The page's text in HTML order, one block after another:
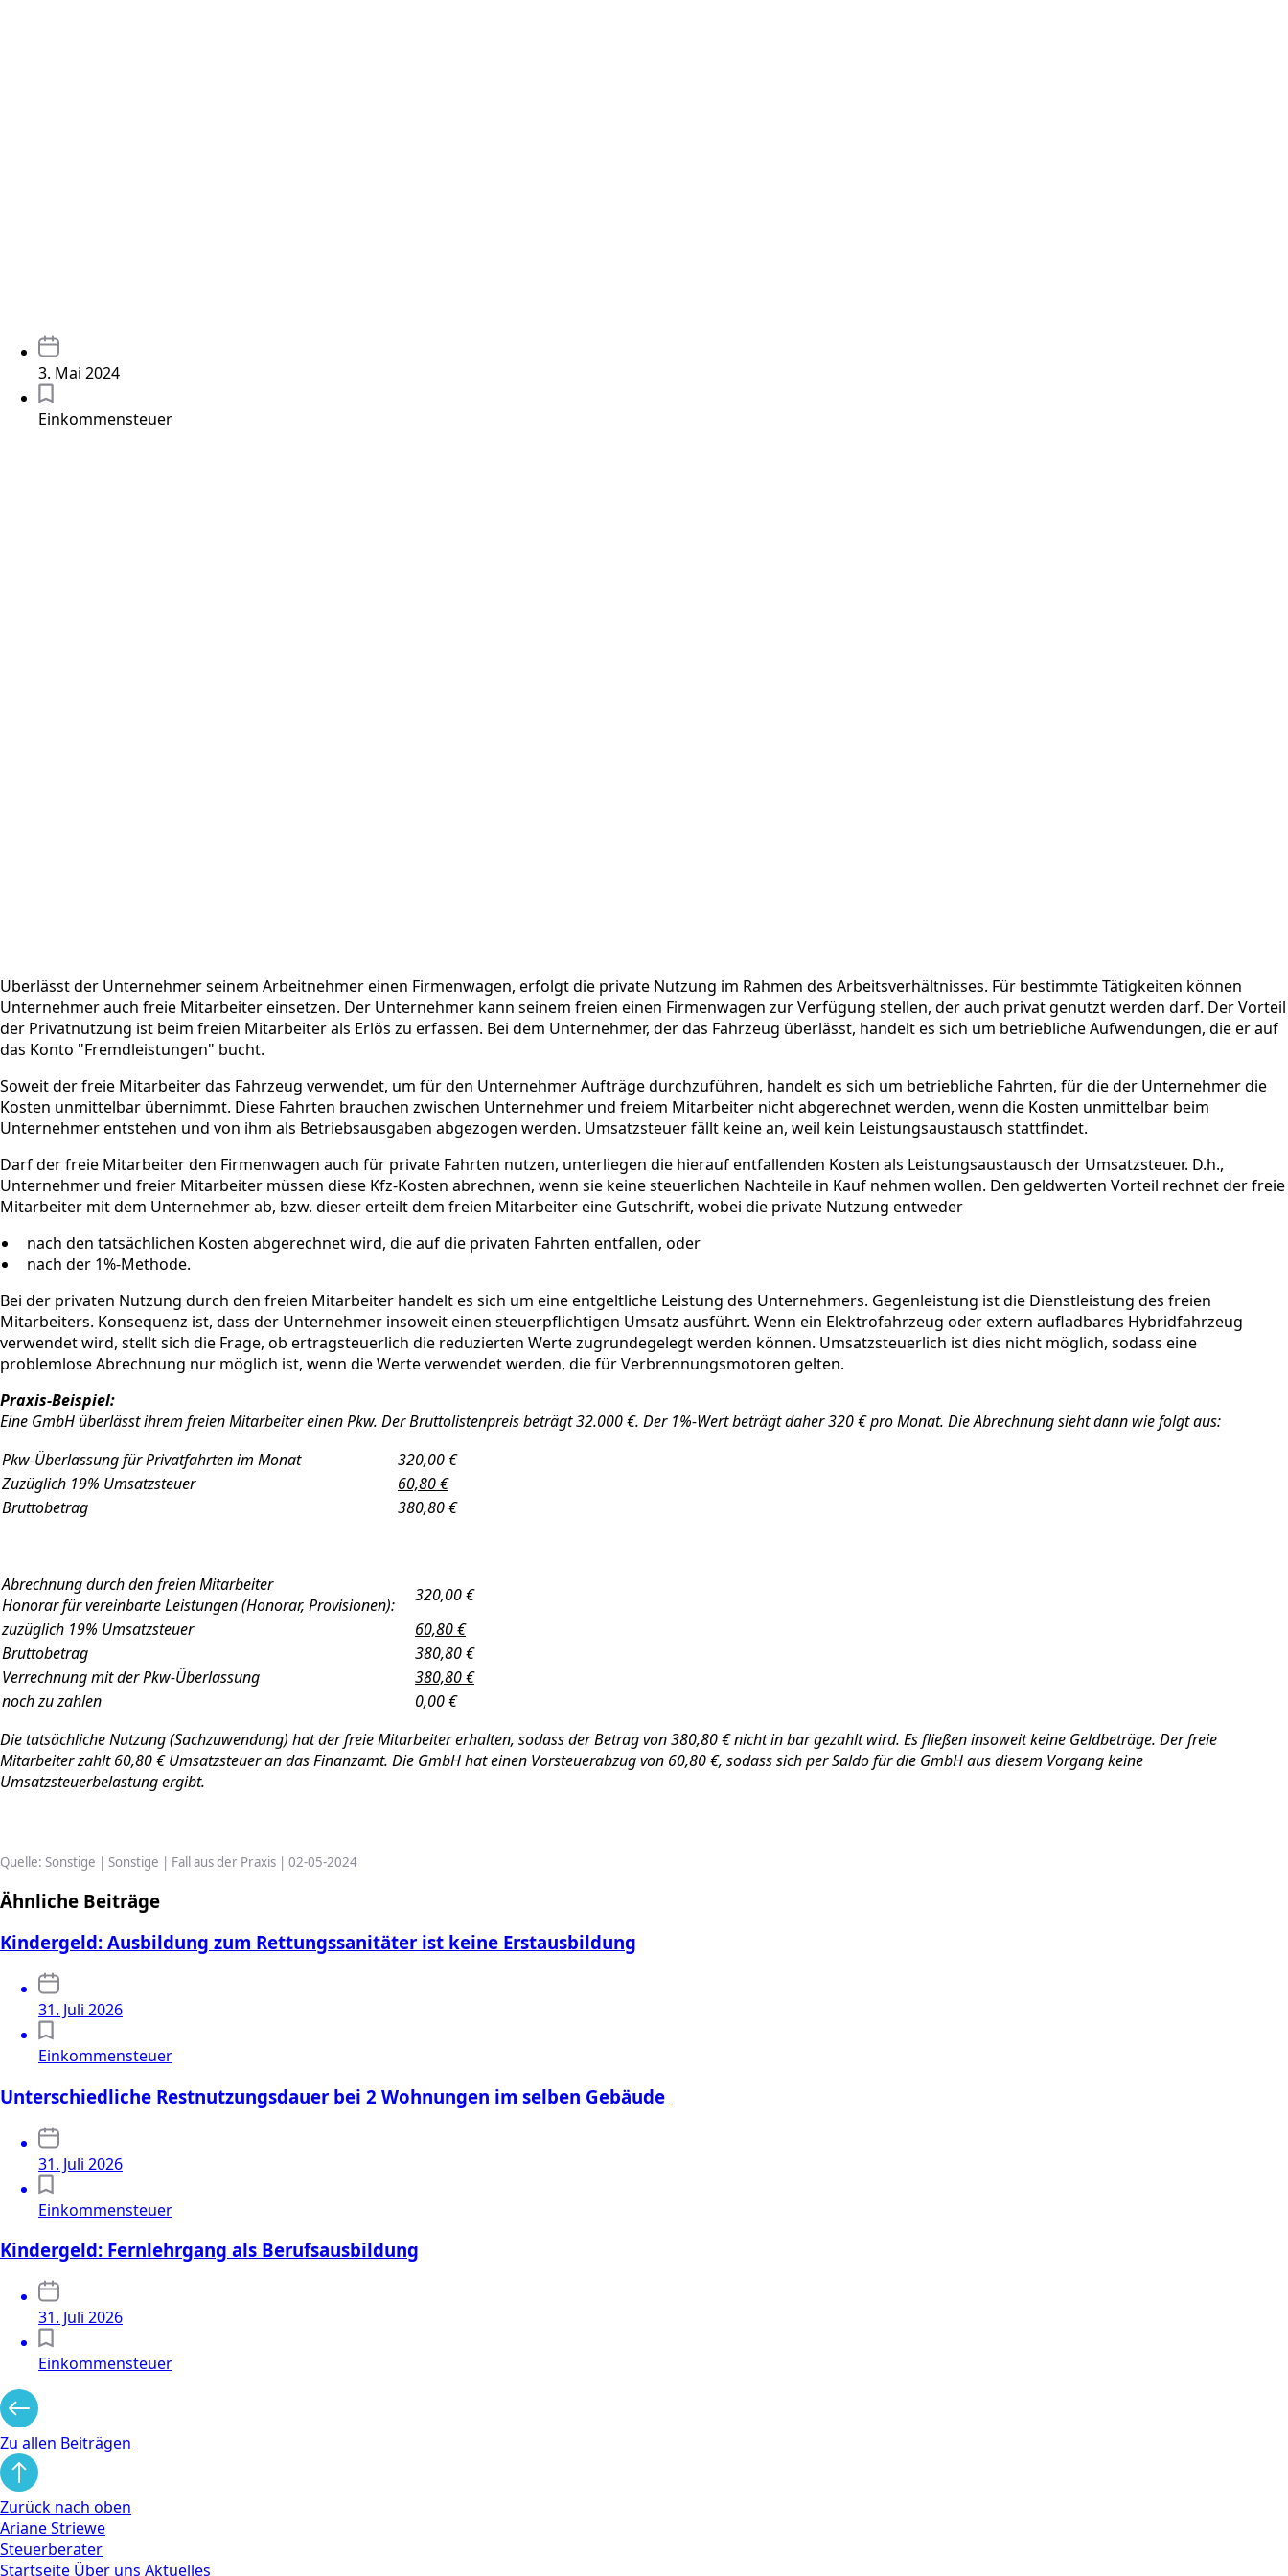
3. Mai 2024
Einkommensteuer
Überlässt der Unternehmer seinem Arbeitnehmer einen Firmenwagen, erfolgt die private Nutzung im Rahmen des Arbeitsverhältnisses. Für bestimmte Tätigkeiten können
Unternehmer auch freie Mitarbeiter einsetzen. Der Unternehmer kann seinem freien einen Firmenwagen zur Verfügung stellen, der auch privat genutzt werden darf. Der Vorteil
der Privatnutzung ist beim freien Mitarbeiter als Erlös zu erfassen. Bei dem Unternehmer, der das Fahrzeug überlässt, handelt es sich um betriebliche Aufwendungen, die er auf
das Konto "Fremdleistungen" bucht.
Soweit der freie Mitarbeiter das Fahrzeug verwendet, um für den Unternehmer Aufträge durchzuführen, handelt es sich um betriebliche Fahrten, für die der Unternehmer die
Kosten unmittelbar übernimmt. Diese Fahrten brauchen zwischen Unternehmer und freiem Mitarbeiter nicht abgerechnet werden, wenn die Kosten unmittelbar beim
Unternehmer entstehen und von ihm als Betriebsausgaben abgezogen werden. Umsatzsteuer fällt keine an, weil kein Leistungsaustausch stattfindet.
Darf der freie Mitarbeiter den Firmenwagen auch für private Fahrten nutzen, unterliegen die hierauf entfallenden Kosten als Leistungsaustausch der Umsatzsteuer. D.h.,
Unternehmer und freier Mitarbeiter müssen diese Kfz-Kosten abrechnen, wenn sie keine steuerlichen Nachteile in Kauf nehmen wollen. Den geldwerten Vorteil rechnet der freie
Mitarbeiter mit dem Unternehmer ab, bzw. dieser erteilt dem freien Mitarbeiter eine Gutschrift, wobei die private Nutzung entweder
nach den tatsächlichen Kosten abgerechnet wird, die auf die privaten Fahrten entfallen, oder
nach der 1%-Methode.
Bei der privaten Nutzung durch den freien Mitarbeiter handelt es sich um eine entgeltliche Leistung des Unternehmers. Gegenleistung ist die Dienstleistung des freien
Mitarbeiters. Konsequenz ist, dass der Unternehmer insoweit einen steuerpflichtigen Umsatz ausführt. Wenn ein Elektrofahrzeug oder extern aufladbares Hybridfahrzeug
verwendet wird, stellt sich die Frage, ob ertragsteuerlich die reduzierten Werte zugrundegelegt werden können. Umsatzsteuerlich ist dies nicht möglich, sodass eine
problemlose Abrechnung nur möglich ist, wenn die Werte verwendet werden, die für Verbrennungsmotoren gelten.
Praxis-Beispiel:
Eine GmbH überlässt ihrem freien Mitarbeiter einen Pkw. Der Bruttolistenpreis beträgt 32.000 €. Der 1%-Wert beträgt daher 320 € pro Monat. Die Abrechnung sieht dann wie folgt aus:
Pkw-Überlassung für Privatfahrten im Monat
320,00 €
Zuzüglich 19% Umsatzsteuer
60,80 €
Bruttobetrag
380,80 €
Abrechnung durch den freien Mitarbeiter
Honorar für vereinbarte Leistungen (Honorar, Provisionen):
320,00 €
zuzüglich 19% Umsatzsteuer
60,80 €
Bruttobetrag
380,80 €
Verrechnung mit der Pkw-Überlassung
380,80 €
noch zu zahlen
0,00 €
Die tatsächliche Nutzung (Sachzuwendung) hat der freie Mitarbeiter erhalten, sodass der Betrag von 380,80 € nicht in bar gezahlt wird. Es fließen insoweit keine Geldbeträge. Der freie
Mitarbeiter zahlt 60,80 € Umsatzsteuer an das Finanzamt. Die GmbH hat einen Vorsteuerabzug von 60,80 €, sodass sich per Saldo für die GmbH aus diesem Vorgang keine
Umsatzsteuerbelastung ergibt.
Quelle: Sonstige | Sonstige | Fall aus der Praxis | 02-05-2024
Ähnliche Beiträge
Kindergeld: Ausbildung zum Rettungssanitäter ist keine Erstausbildung
31. Juli 2026
Einkommensteuer
Unterschiedliche Restnutzungsdauer bei 2 Wohnungen im selben Gebäude
31. Juli 2026
Einkommensteuer
Kindergeld: Fernlehrgang als Berufsausbildung
31. Juli 2026
Einkommensteuer
Zu allen Beiträgen
Zurück nach oben
Ariane Striewe
Steuerberater
Startseite Über uns Aktuelles